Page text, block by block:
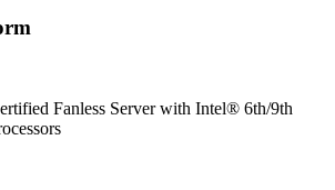
Fanless Server with Intel® 6th/9th